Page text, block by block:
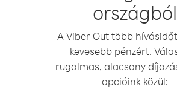
országból
A Viber Out több
kevesebb pénzért.
rugalmas, alacsony
opcióink közül: